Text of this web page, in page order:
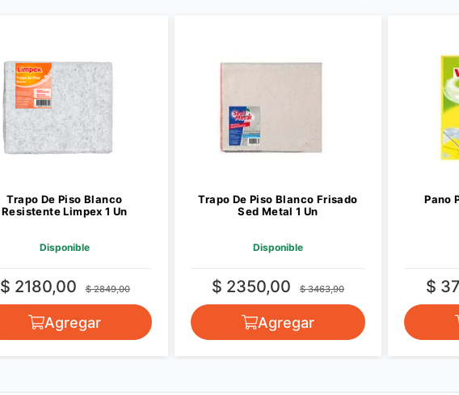
Trapo De Piso Blanco
Resistente Limpex 1 Un
Disponible
$ 2180,00 $ 2849,00
Agregar
Trapo De Piso Blanco Frisado
Sed Metal 1 Un
Disponible
$ 2350,00 $ 3463,90
Agregar
Pano
$